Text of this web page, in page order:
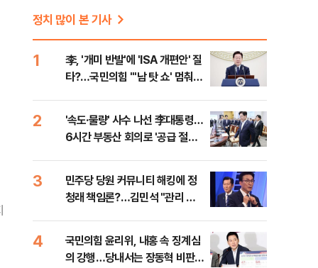
정치 많이 본 기사
1
李, '개미 반발'에 'ISA 개편안' 질
타?…국민의힘 "'남 탓 쇼' 멈춰
2
'속도·물량' 사수 나선 李대통령…
6시간 부동산 회의로 '공급 절벽'
3
민주당 당원 커뮤니티 해킹에 정
청래 책임론?…김민석 "관리 무
4
국민의힘 윤리위, 내홍 속 징계심
의 강행…당내서는 장동혁 비판